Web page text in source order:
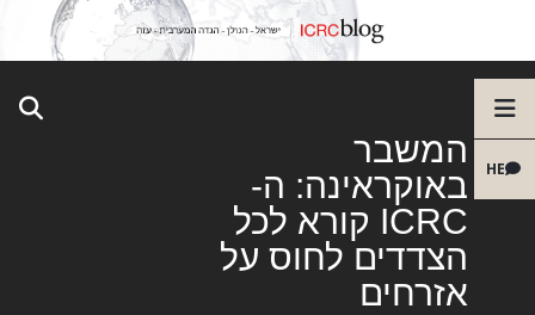
HE
המשבר
באוקראינה: ה-
ICRC קורא לכל
הצדדים לחוס על
אזרחים